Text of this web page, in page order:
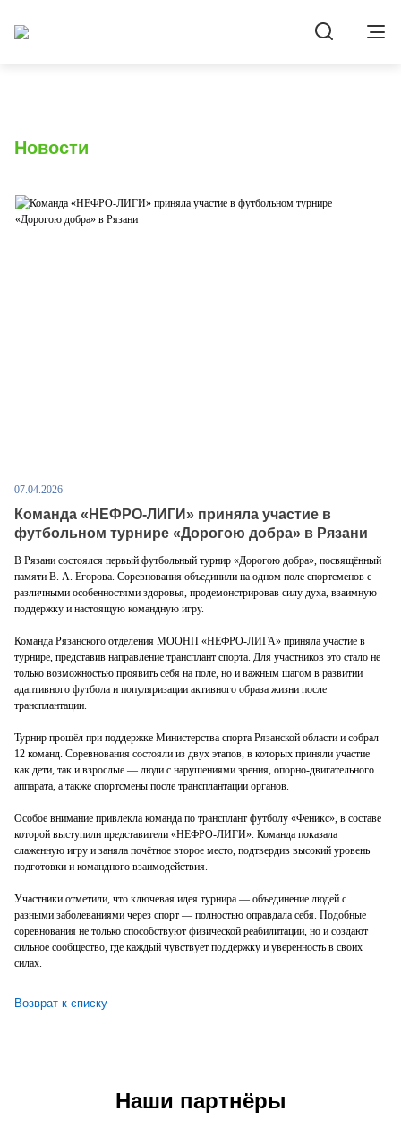
Новости
07.04.2026
Команда «НЕФРО-ЛИГИ» приняла участие в
футбольном турнире «Дорогою добра» в Рязани
В Рязани состоялся первый футбольный турнир «Дорогою добра», посвящённый
памяти В. А. Егорова. Соревнования объединили на одном поле спортсменов с
различными особенностями здоровья, продемонстрировав силу духа, взаимную
поддержку и настоящую командную игру.
Команда Рязанского отделения МООНП «НЕФРО-ЛИГА» приняла участие в
турнире, представив направление трансплант спорта. Для участников это стало не
только возможностью проявить себя на поле, но и важным шагом в развитии
адаптивного футбола и популяризации активного образа жизни после
трансплантации.
Турнир прошёл при поддержке Министерства спорта Рязанской области и собрал
12 команд. Соревнования состояли из двух этапов, в которых приняли участие
как дети, так и взрослые — люди с нарушениями зрения, опорно-двигательного
аппарата, а также спортсмены после трансплантации органов.
Особое внимание привлекла команда по трансплант футболу «Феникс», в составе
которой выступили представители «НЕФРО-ЛИГИ». Команда показала
слаженную игру и заняла почётное второе место, подтвердив высокий уровень
подготовки и командного взаимодействия.
Участники отметили, что ключевая идея турнира — объединение людей с
разными заболеваниями через спорт — полностью оправдала себя. Подобные
соревнования не только способствуют физической реабилитации, но и создают
сильное сообщество, где каждый чувствует поддержку и уверенность в своих
силах.
Возврат к списку
Наши партнёры